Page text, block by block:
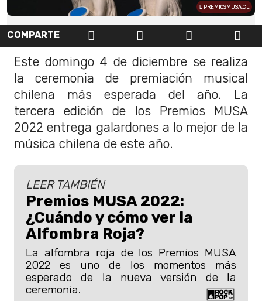
PREMIOSMUSA.CL
COMPARTE
Este domingo 4 de diciembre se realiza
la ceremonia de premiación musical
chilena más esperada del año. La
tercera edición de los Premios MUSA
2022 entrega galardones a lo mejor de la
música chilena de este año.
LEER TAMBIÉN
Premios MUSA 2022:
¿Cuándo y cómo ver la
Alfombra Roja?
La alfombra roja de los Premios MUSA
2022 es uno de los momentos más
esperado de la nueva versión de la
ceremonia.